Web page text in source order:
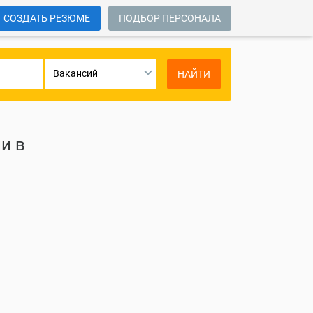
СОЗДАТЬ РЕЗЮМЕ ПОДБОР ПЕРСОНАЛА
Вакансий НАЙТИ
в